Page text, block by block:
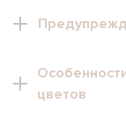
Обращаем
экране
цветов